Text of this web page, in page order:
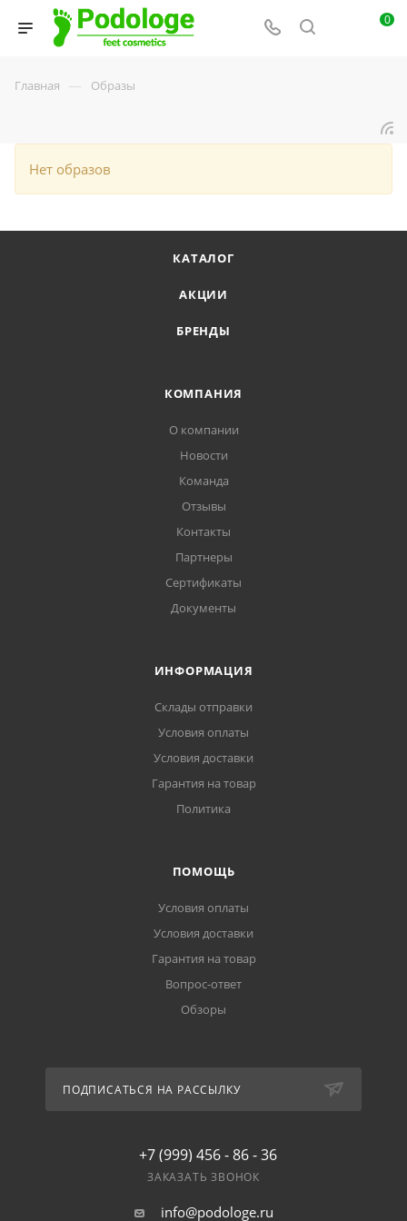
0
Главная — Образы
Нет образов
КАТАЛОГ
АКЦИИ
БРЕНДЫ
КОМПАНИЯ
О компании
Новости
Команда
Отзывы
Контакты
Партнеры
Сертификаты
Документы
ИНФОРМАЦИЯ
Склады отправки
Условия оплаты
Условия доставки
Гарантия на товар
Политика
ПОМОЩЬ
Условия оплаты
Условия доставки
Гарантия на товар
Вопрос-ответ
Обзоры
ПОДПИСАТЬСЯ НА РАССЫЛКУ
+7 (999) 456 - 86 - 36
ЗАКАЗАТЬ ЗВОНОК
info@podologe.ru